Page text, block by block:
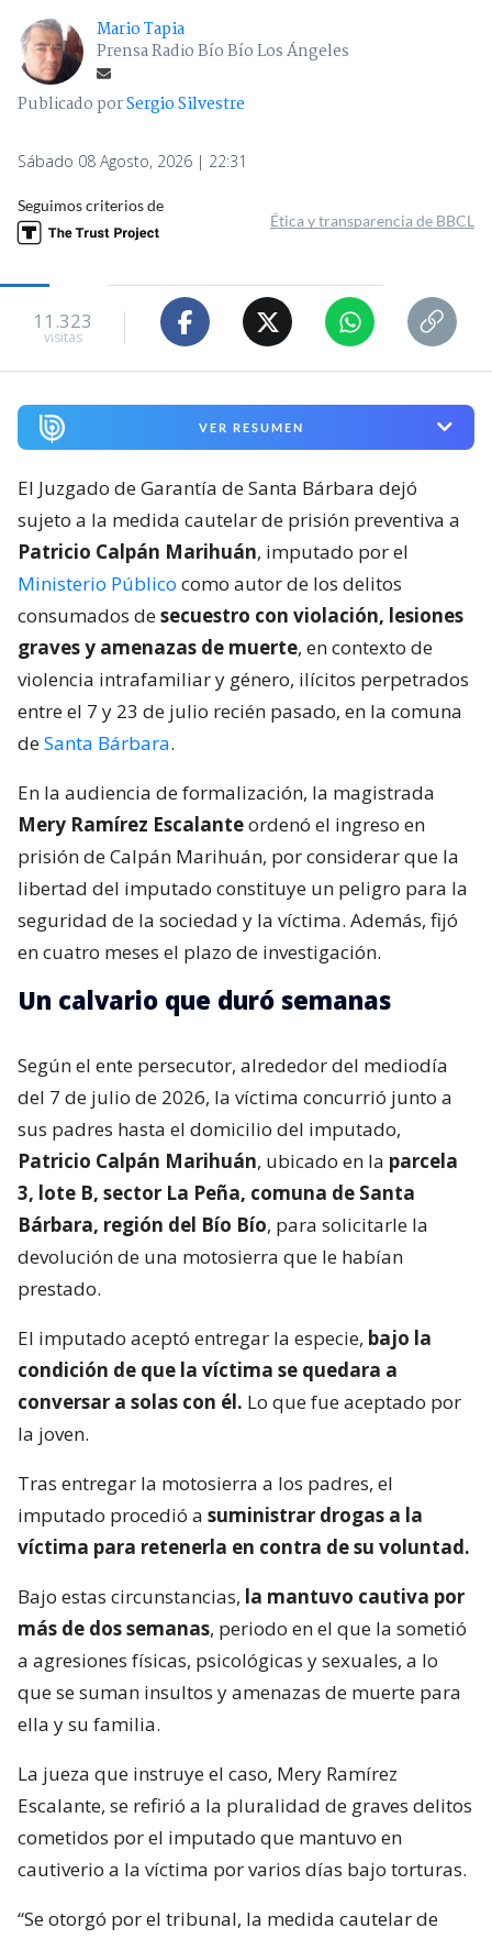
Mario Tapia
Prensa Radio Bío Bío Los Ángeles
Publicado porSergio Silvestre
Sábado 08 Agosto, 2026 | 22:31
Seguimos criterios de
Ética y transparencia de BBCL
11.323
visitas
VER RESUMEN
El Juzgado de Garantía de Santa Bárbara dejó
sujeto a la medida cautelar de prisión preventiva a
Patricio Calpán Marihuán, imputado por el
Ministerio Público como autor de los delitos
consumados desecuestro con violación, lesiones
graves y amenazas de muerte, en contexto de
violencia intrafamiliar y género, ilícitos perpetrados
entre el 7 y 23 de julio recién pasado, en la comuna
deSanta Bárbara.
En la audiencia de formalización, la magistrada
Mery Ramírez Escalanteordenó el ingreso en
prisión de Calpán Marihuán, por considerar que la
libertad del imputado constituye un peligro para la
seguridad de la sociedad y la víctima. Además, fijó
en cuatro meses el plazo de investigación.
Un calvario que duró semanas
Según el ente persecutor, alrededor del mediodía
del 7 de julio de 2026, la víctima concurrió junto a
sus padres hasta el domicilio del imputado,
Patricio Calpán Marihuán, ubicado en la parcela
3, lote B, sector La Peña, comuna de Santa
Bárbara, región del Bío Bío, para solicitarle la
devolución de una motosierra que le habían
prestado.
El imputado aceptó entregar la especie, bajo la
condición de que la víctima se quedara a
conversar a solas con él. Lo que fue aceptado por
la joven.
Tras entregar la motosierra a los padres, el
imputado procedió a suministrar drogas a la
víctima para retenerla en contra de su voluntad.
Bajo estas circunstancias, la mantuvo cautiva por
más de dos semanas, periodo en el que la sometió
a agresiones físicas, psicológicas y sexuales, a lo
que se suman insultos y amenazas de muerte para
ella y su familia.
La jueza que instruye el caso, Mery Ramírez
Escalante, se refirió a la pluralidad de graves delitos
cometidos por el imputado que mantuvo en
cautiverio a la víctima por varios días bajo torturas.
“Se otorgó por el tribunal, la medida cautelar de